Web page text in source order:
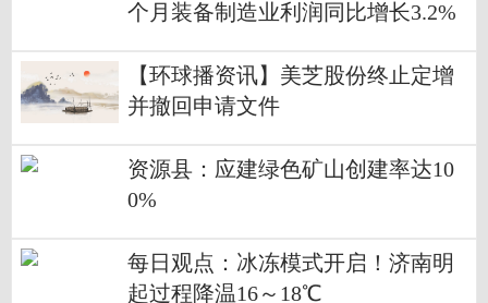
个月装备制造业利润同比增长3.2%
【环球播资讯】美芝股份终止定增
并撤回申请文件
资源县：应建绿色矿山创建率达10
0%
每日观点：冰冻模式开启！济南明
起过程降温16～18℃